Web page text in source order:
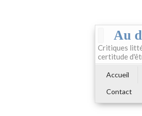
Au
Critiques
certitude
Accueil
Contact